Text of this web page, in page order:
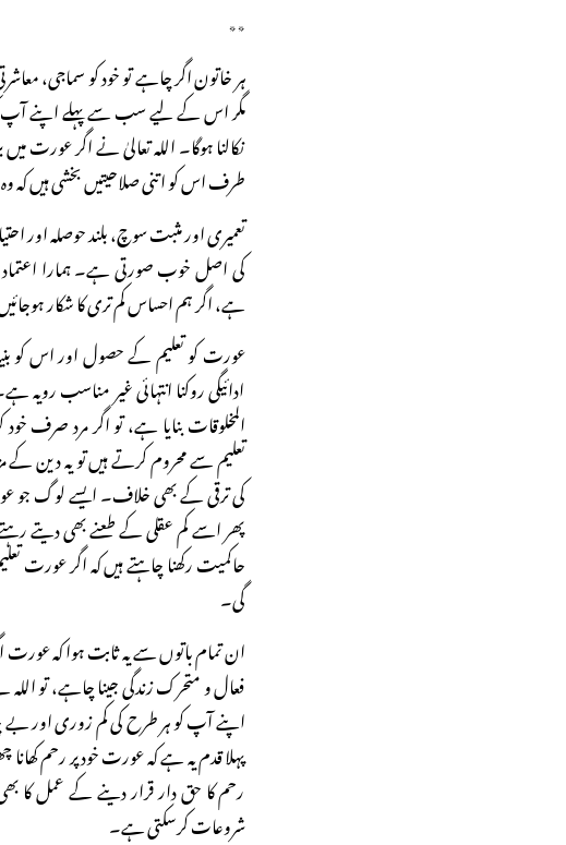
٭٭
ہر خاتون اگر چاہے تو خود کو سماجی،
مگر اس کے لیے سب سے پہلے اپنے آپ
نکالنا ہوگا۔ اللہ تعالیٰ نے اگر عورت
طرف اس کو اتنی صلاحیتیں بخشی ہیں
تعمیری اور مثبت سوچ، بلند حوصلہ اور
کی اصل خوب صورتی ہے۔ ہمارا
ہے، اگر ہم احساس کم تری کا شکار
عورت کو تعلیم کے حصول اور اس کو
ادائیگی روکنا انتہائی غیر مناسب
المخلوقات بنایا ہے، تو اگر مرد
تعلیم سے محروم کرتے ہیں تو یہ
کی ترقی کے بھی خلاف۔ ایسے لوگ جو
پھر اسے کم عقلی کے طعنے بھی دیتے
حاکمیت رکھنا چاہتے ہیں کہ اگر
گی۔
ان تمام باتوں سے یہ ثابت ہوا کہ عورت
فعال و متحرک زندگی جینا چاہے، تو
اپنے آپ کو ہر طرح کی کم زوری اور
پہلا قدم یہ ہے کہ عورت خود پر رحم
رحم کا حق دار قرار دینے کے عمل کا
شروعات کرسکتی ہے۔